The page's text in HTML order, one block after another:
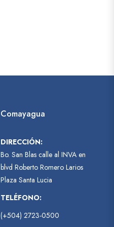
Comayagua
DIRECCIÓN:
Bo. San Blas calle al INVA en
blvd Roberto Romero Larios
Plaza Santa Lucia
TELÉFONO:
(+504) 2723-0500